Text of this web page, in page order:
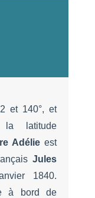
et 140°, et
latitude
Adélie est
Jules
1840.
à bord de